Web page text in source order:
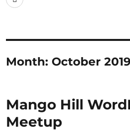
Month: October 2019
Mango Hill
Meetup